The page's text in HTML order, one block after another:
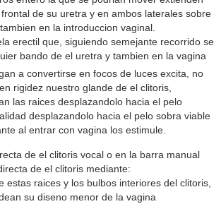
de su uretra y en ambos laterales sobre
en la introduccion vaginal.
erectil que, siguiendo semejante recorrido se
bando de el uretra y tambien en la vagina
a convertirse en focos de luces excita, no
rigidez nuestro glande de el clitoris,
las raices desplazandolo hacia el pelo
desplazandolo hacia el pelo sobra viable
al entrar con vagina los estimule.
de el clitoris vocal o en la barra manual
de el clitoris mediante:
estas raices y los bulbos interiores del clitoris,
su diseno menor de la vagina